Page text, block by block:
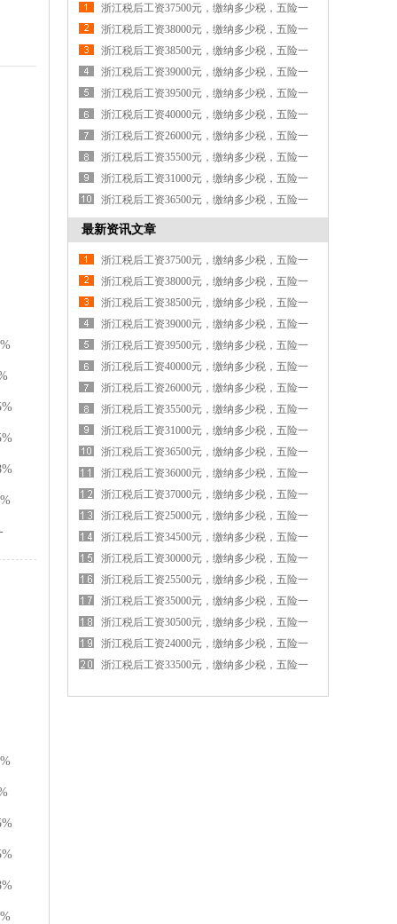
浙江税后工资37500元，缴纳多少税，五险一
金各交多少钱
浙江税后工资38000元，缴纳多少税，五险一
金各交多少钱
浙江税后工资38500元，缴纳多少税，五险一
金各交多少钱
浙江税后工资39000元，缴纳多少税，五险一
金各交多少钱
浙江税后工资39500元，缴纳多少税，五险一
金各交多少钱
浙江税后工资40000元，缴纳多少税，五险一
金各交多少钱
浙江税后工资26000元，缴纳多少税，五险一
金各交多少钱
浙江税后工资35500元，缴纳多少税，五险一
金各交多少钱
浙江税后工资31000元，缴纳多少税，五险一
金各交多少钱
浙江税后工资36500元，缴纳多少税，五险一
金各交多少钱
最新资讯文章
浙江税后工资37500元，缴纳多少税，五险一
金各交多少钱
浙江税后工资38000元，缴纳多少税，五险一
金各交多少钱
浙江税后工资38500元，缴纳多少税，五险一
金各交多少钱
浙江税后工资39000元，缴纳多少税，五险一
金各交多少钱
浙江税后工资39500元，缴纳多少税，五险一
金各交多少钱
浙江税后工资40000元，缴纳多少税，五险一
金各交多少钱
浙江税后工资26000元，缴纳多少税，五险一
金各交多少钱
浙江税后工资35500元，缴纳多少税，五险一
金各交多少钱
浙江税后工资31000元，缴纳多少税，五险一
金各交多少钱
浙江税后工资36500元，缴纳多少税，五险一
金各交多少钱
浙江税后工资36000元，缴纳多少税，五险一
金各交多少钱
浙江税后工资37000元，缴纳多少税，五险一
金各交多少钱
浙江税后工资25000元，缴纳多少税，五险一
金各交多少钱
浙江税后工资34500元，缴纳多少税，五险一
金各交多少钱
浙江税后工资30000元，缴纳多少税，五险一
金各交多少钱
浙江税后工资25500元，缴纳多少税，五险一
金各交多少钱
浙江税后工资35000元，缴纳多少税，五险一
金各交多少钱
浙江税后工资30500元，缴纳多少税，五险一
金各交多少钱
浙江税后工资24000元，缴纳多少税，五险一
金各交多少钱
浙江税后工资33500元，缴纳多少税，五险一